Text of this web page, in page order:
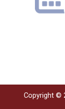
Copyright ©